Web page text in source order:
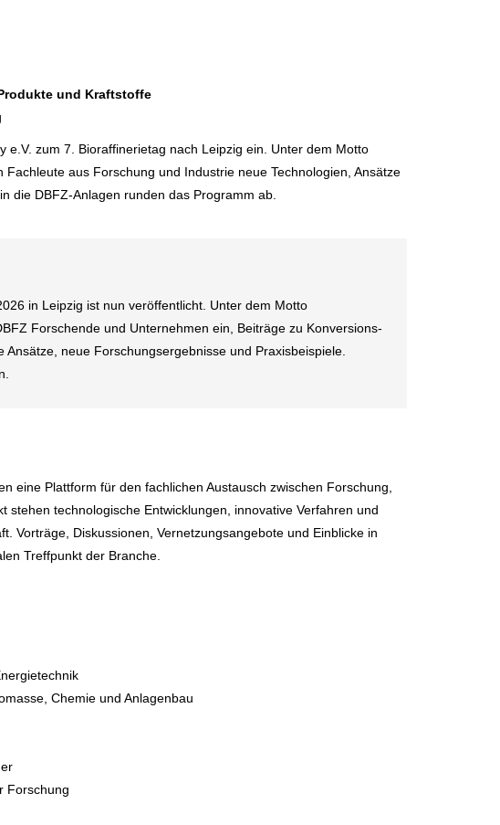
und Kraftstoffe
zum 7. Bioraffinerietag nach Leipzig ein. Unter dem Motto
aus Forschung und Industrie neue Technologien, Ansätze
die DBFZ‑Anlagen runden das Programm ab.
in Leipzig ist nun veröffentlicht. Unter dem Motto
Forschende und Unternehmen ein, Beiträge zu Konversions-
neue Forschungsergebnisse und Praxisbeispiele.
eine Plattform für den fachlichen Austausch zwischen Forschung,
technologische Entwicklungen, innovative Verfahren und
Vorträge, Diskussionen, Vernetzungsangebote und Einblicke in
Treffpunkt der Branche.
Chemie und Anlagenbau
Forschung